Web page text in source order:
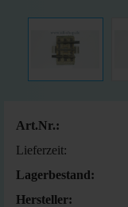
Art.Nr.:
Lieferzeit:
Lagerbestand:
Hersteller: